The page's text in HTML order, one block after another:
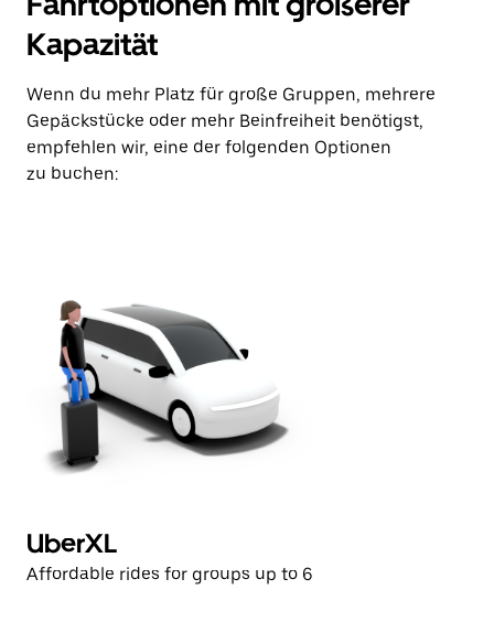
Kapazität
Wenn du mehr Platz für große Gruppen, mehrere
Gepäckstücke oder mehr Beinfreiheit benötigst,
empfehlen wir, eine der folgenden Optionen
zu buchen:
UberXL
Affordable rides for groups up to 6